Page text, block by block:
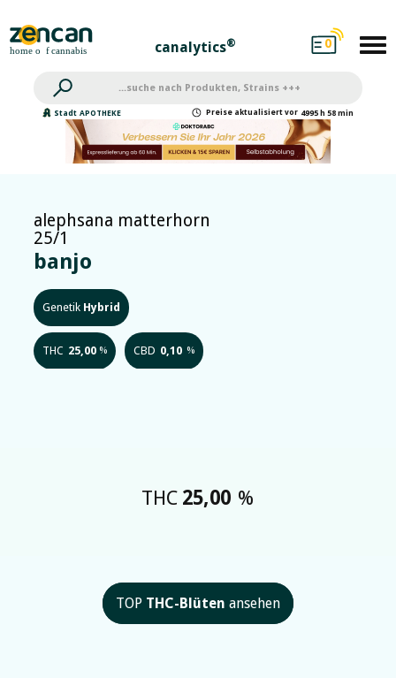
canalytics® 0
Stadt APOTHEKE Preise aktualisiert vor 4995 h 58 min
alephsana matterhorn
25/1
banjo
Genetik Hybrid
THC 25,00 % CBD 0,10 %
THC 25,00 %
TOP THC-Blüten ansehen